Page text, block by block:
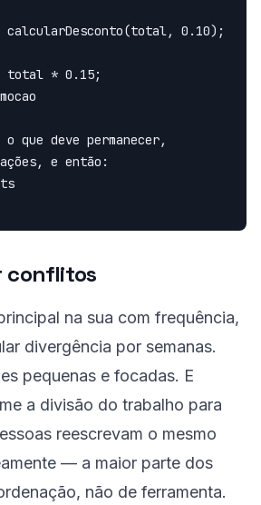
calcularDesconto(total, 0.10);
total * 0.15;
que deve permanecer,
e então:
conflitos
na sua com frequência,
divergência por semanas.
pequenas e focadas. E
a divisão do trabalho para
reescrevam o mesmo
— a maior parte dos
não de ferramenta.